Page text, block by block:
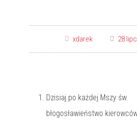
xdarek 28
Dzisiaj po każdej Mszy św.
błogosławieństwo